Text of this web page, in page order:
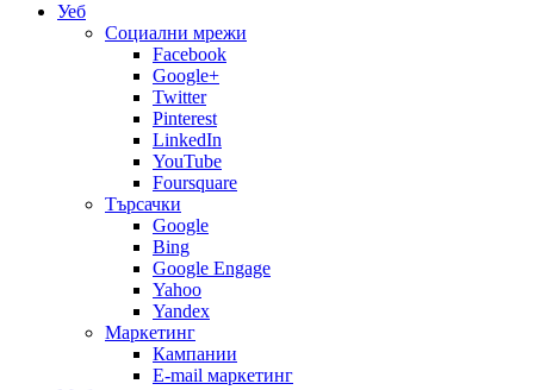
Уеб
Социални мрежи
Facebook
Google+
Twitter
Pinterest
LinkedIn
YouTube
Foursquare
Търсачки
Google
Bing
Google Engage
Yahoo
Yandex
Маркетинг
Кампании
E-mail маркетинг